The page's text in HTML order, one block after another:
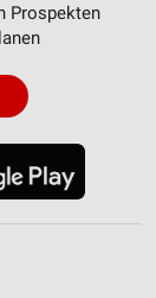
Prospekten